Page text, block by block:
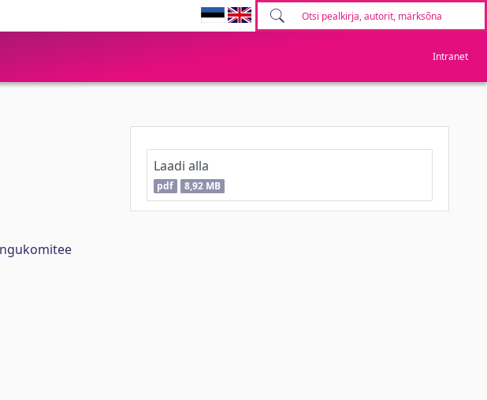
Intranet
Laadi alla
pdf 8,92 MB